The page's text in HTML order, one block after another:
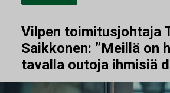
Vilpen toimitusjohtaja
Saikkonen: ”Meillä on
tavalla outoja ihmisiä